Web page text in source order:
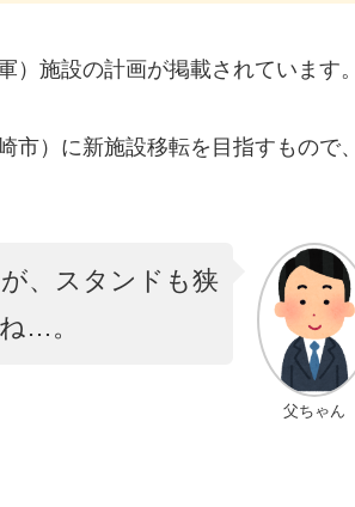
施設の計画が掲載されています。
）に新施設移転を目指すもので、
父ちゃん
、スタンドも狭
…。